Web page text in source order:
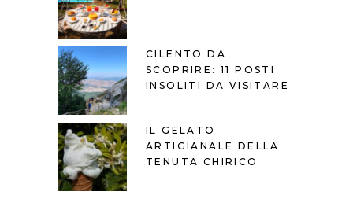
CILENTO DA
SCOPRIRE: 11 POSTI
INSOLITI DA VISITARE
IL GELATO
ARTIGIANALE DELLA
TENUTA CHIRICO